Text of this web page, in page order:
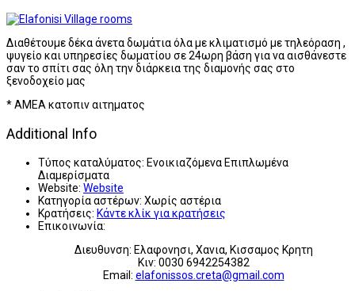
Διαθέτουμε δέκα άνετα δωμάτια όλα με κλιματισμό με τηλεόραση ,
ψυγείο και υπηρεσίες δωματίου σε 24ωρη βάση για να αισθάνεστε
σαν το σπίτι σας όλη την διάρκεια της διαμονής σας στο
ξενοδοχείο μας
* ΑΜΕΑ κατοπιν αιτηματος
Additional Info
Τύπος καταλύματος: Ενοικιαζόμενα Επιπλωμένα
Διαμερίσματα
Website: Website
Κατηγορία αστέρων: Χωρίς αστέρια
Κρατήσεις: Κάντε κλίκ για κρατήσεις
Επικοινωνία:
Διευθυνση: Ελαφονησι, Χανια, Κισσαμος Κρητη
Κιν: 0030 6942254382
Email: elafonissos.creta@gmail.com